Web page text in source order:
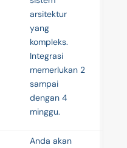
arsitektur
yang
kompleks.
Integrasi
memerlukan 2
sampai
dengan 4
minggu.
Anda akan